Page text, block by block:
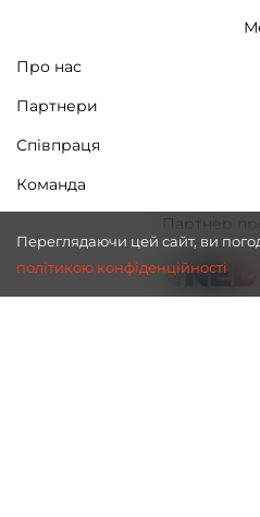
Переглядаючи цей сайт, ви
політикою конфіденційності
Про нас
Партнери
Співпраця
Команда